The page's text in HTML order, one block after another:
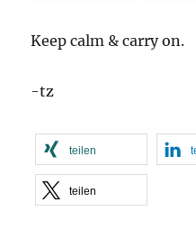
Keep calm & carry on.
-tz
teilen
teilen